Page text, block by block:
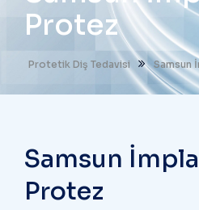
Protez
Protetik Diş Tedavisi Samsun
Samsun
Protez